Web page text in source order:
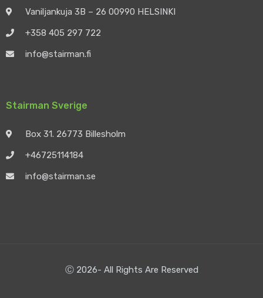
Vaniljankuja 3B – 26 00990 HELSINKI
+358 405 297 722
info@stairman.fi
Stairman Sverige
Box 31. 26773 Billesholm
+46725114184
info@stairman.se
Ⓒ 2026- All Rights Are Reserved